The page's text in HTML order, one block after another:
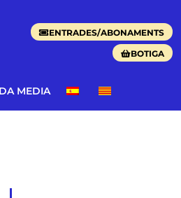
MEDIA
ENTRADES/ABONAMENTS
BOTIGA